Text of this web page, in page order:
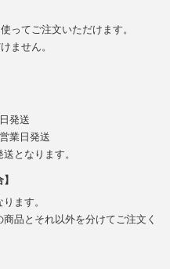
ってご注文いただけます。
ません。
発送
業日発送
となります。
ます。
品とそれ以外を分けてご注文く